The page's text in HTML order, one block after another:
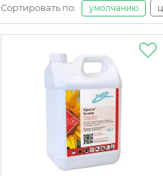
Сортировать по: умолчанию